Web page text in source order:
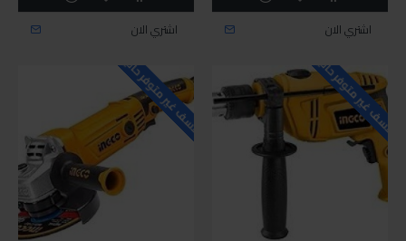
اشتري الان اشتري الان
للاسف غير متوفر حاليا للاسف غير متوفر حاليا